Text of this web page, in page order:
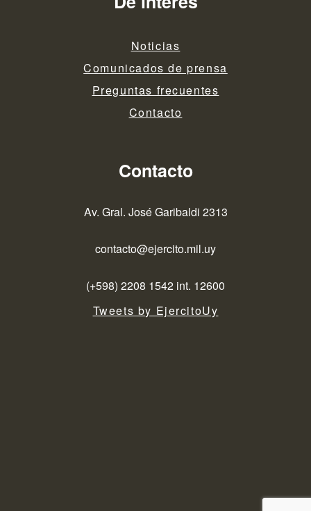
Noticias
Comunicados de prensa
Preguntas frecuentes
Contacto
Contacto
Av. Gral. José Garibaldi 2313
contacto@ejercito.mil.uy
(+598) 2208 1542 int. 12600
Tweets by EjercitoUy